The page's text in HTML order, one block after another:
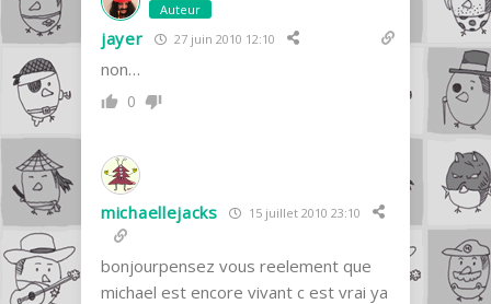
Auteur
jayer 27 juin 2010 12:10
non…
0
michaellejacks 15 juillet 2010 23:10
bonjourpensez vous reelement que
michael est encore vivant c est vrai ya